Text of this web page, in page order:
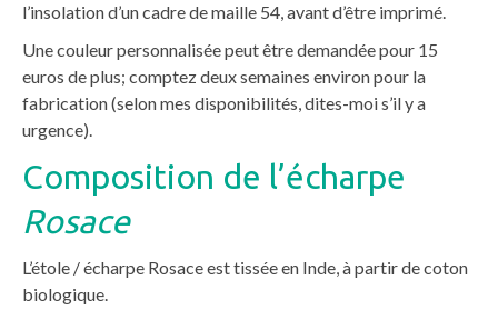
l’insolation d’un cadre de maille 54, avant d’être imprimé.
Une couleur personnalisée peut être demandée pour 15
euros de plus; comptez deux semaines environ pour la
fabrication (selon mes disponibilités, dites-moi s’il y a
urgence).
Composition de l’écharpe
Rosace
L’étole / écharpe Rosace est tissée en Inde, à partir de coton
biologique.